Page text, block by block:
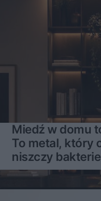
Miedź w domu
To metal, który
niszczy bakterie